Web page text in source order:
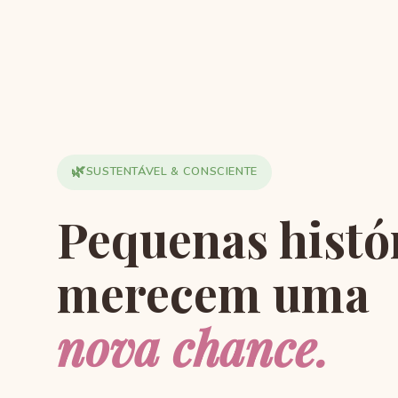
🌿SUSTENTÁVEL & CONSCIENTE
Pequenas
merecem uma
nova chance.